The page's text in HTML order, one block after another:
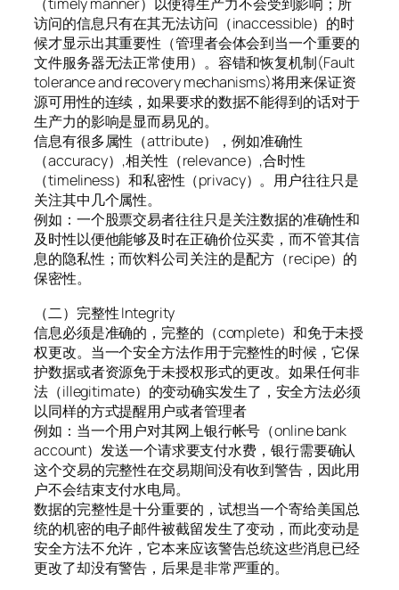
访问的信息只有在其无法访问（inaccessible）的时
候才显示出其重要性（管理者会体会到当一个重要的
文件服务器无法正常使用）。容错和恢复机制(Fault
tolerance and recovery mechanisms)将用来保证资
源可用性的连续，如果要求的数据不能得到的话对于
生产力的影响是显而易见的。
信息有很多属性（attribute），例如准确性
（accuracy）,相关性（relevance）,合时性
（timeliness）和私密性（privacy）。用户往往只是
关注其中几个属性。
例如：一个股票交易者往往只是关注数据的准确性和
及时性以便他能够及时在正确价位买卖，而不管其信
息的隐私性；而饮料公司关注的是配方（recipe）的
保密性。
（二）完整性 Integrity
信息必须是准确的，完整的（complete）和免于未授
权更改。当一个安全方法作用于完整性的时候，它保
护数据或者资源免于未授权形式的更改。如果任何非
法（illegitimate）的变动确实发生了，安全方法必须
以同样的方式提醒用户或者管理者
例如：当一个用户对其网上银行帐号（online bank
account）发送一个请求要支付水费，银行需要确认
这个交易的完整性在交易期间没有收到警告，因此用
户不会结束支付水电局。
数据的完整性是十分重要的，试想当一个寄给美国总
统的机密的电子邮件被截留发生了变动，而此变动是
安全方法不允许，它本来应该警告总统这些消息已经
更改了却没有警告，后果是非常严重的。